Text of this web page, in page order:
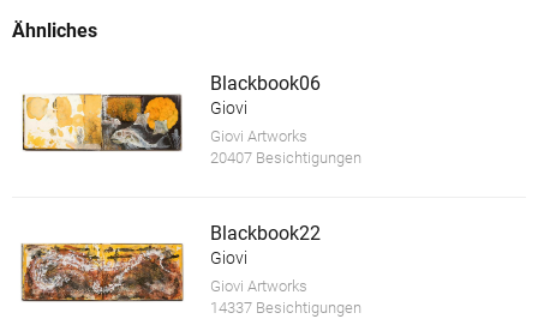
Ähnliches
Blackbook06
Giovi
Giovi Artworks
20407 Besichtigungen
Blackbook22
Giovi
Giovi Artworks
14337 Besichtigungen